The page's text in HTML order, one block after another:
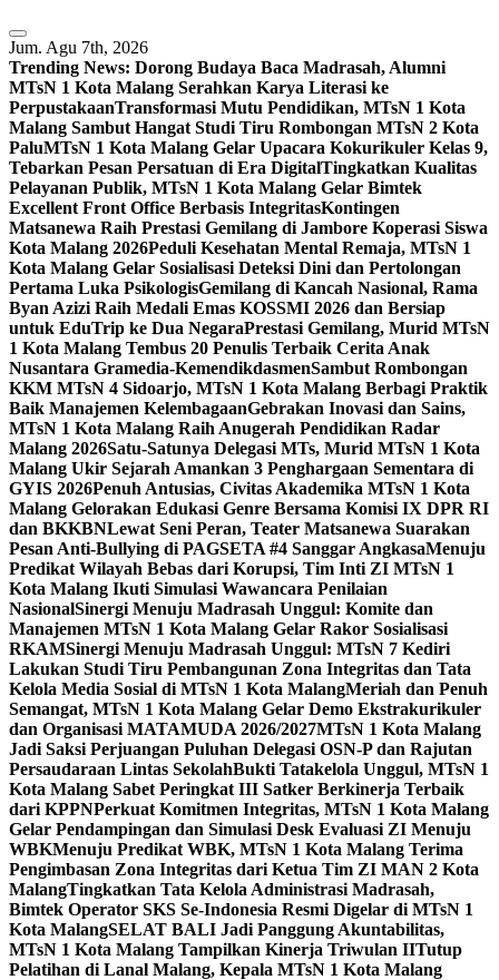
Jum. Agu 7th, 2026
Trending News: Dorong Budaya Baca Madrasah, Alumni
MTsN 1 Kota Malang Serahkan Karya Literasi ke
PerpustakaanTransformasi Mutu Pendidikan, MTsN 1 Kota
Malang Sambut Hangat Studi Tiru Rombongan MTsN 2 Kota
PaluMTsN 1 Kota Malang Gelar Upacara Kokurikuler Kelas 9,
Tebarkan Pesan Persatuan di Era DigitalTingkatkan Kualitas
Pelayanan Publik, MTsN 1 Kota Malang Gelar Bimtek
Excellent Front Office Berbasis IntegritasKontingen
Matsanewa Raih Prestasi Gemilang di Jambore Koperasi Siswa
Kota Malang 2026Peduli Kesehatan Mental Remaja, MTsN 1
Kota Malang Gelar Sosialisasi Deteksi Dini dan Pertolongan
Pertama Luka PsikologisGemilang di Kancah Nasional, Rama
Byan Azizi Raih Medali Emas KOSSMI 2026 dan Bersiap
untuk EduTrip ke Dua NegaraPrestasi Gemilang, Murid MTsN
1 Kota Malang Tembus 20 Penulis Terbaik Cerita Anak
Nusantara Gramedia-KemendikdasmenSambut Rombongan
KKM MTsN 4 Sidoarjo, MTsN 1 Kota Malang Berbagi Praktik
Baik Manajemen KelembagaanGebrakan Inovasi dan Sains,
MTsN 1 Kota Malang Raih Anugerah Pendidikan Radar
Malang 2026Satu-Satunya Delegasi MTs, Murid MTsN 1 Kota
Malang Ukir Sejarah Amankan 3 Penghargaan Sementara di
GYIS 2026Penuh Antusias, Civitas Akademika MTsN 1 Kota
Malang Gelorakan Edukasi Genre Bersama Komisi IX DPR RI
dan BKKBNLewat Seni Peran, Teater Matsanewa Suarakan
Pesan Anti-Bullying di PAGSETA #4 Sanggar AngkasaMenuju
Predikat Wilayah Bebas dari Korupsi, Tim Inti ZI MTsN 1
Kota Malang Ikuti Simulasi Wawancara Penilaian
NasionalSinergi Menuju Madrasah Unggul: Komite dan
Manajemen MTsN 1 Kota Malang Gelar Rakor Sosialisasi
RKAMSinergi Menuju Madrasah Unggul: MTsN 7 Kediri
Lakukan Studi Tiru Pembangunan Zona Integritas dan Tata
Kelola Media Sosial di MTsN 1 Kota MalangMeriah dan Penuh
Semangat, MTsN 1 Kota Malang Gelar Demo Ekstrakurikuler
dan Organisasi MATAMUDA 2026/2027MTsN 1 Kota Malang
Jadi Saksi Perjuangan Puluhan Delegasi OSN-P dan Rajutan
Persaudaraan Lintas SekolahBukti Tatakelola Unggul, MTsN 1
Kota Malang Sabet Peringkat III Satker Berkinerja Terbaik
dari KPPNPerkuat Komitmen Integritas, MTsN 1 Kota Malang
Gelar Pendampingan dan Simulasi Desk Evaluasi ZI Menuju
WBKMenuju Predikat WBK, MTsN 1 Kota Malang Terima
Pengimbasan Zona Integritas dari Ketua Tim ZI MAN 2 Kota
MalangTingkatkan Tata Kelola Administrasi Madrasah,
Bimtek Operator SKS Se-Indonesia Resmi Digelar di MTsN 1
Kota MalangSELAT BALI Jadi Panggung Akuntabilitas,
MTsN 1 Kota Malang Tampilkan Kinerja Triwulan IITutup
Pelatihan di Lanal Malang, Kepala MTsN 1 Kota Malang